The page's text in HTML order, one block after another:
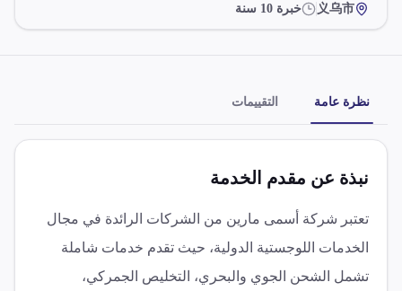
义乌市 خبرة 10 سنة
نظرة عامة التقييمات
نبذة عن مقدم الخدمة
تعتبر شركة أسمى مارين من الشركات الرائدة في مجال
الخدمات اللوجستية الدولية، حيث تقدم خدمات شاملة
تشمل الشحن الجوي والبحري، التخليص الجمركي،